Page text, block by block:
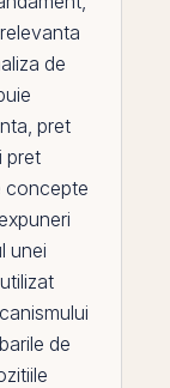
de
, pret
pret
concepte
unei
de